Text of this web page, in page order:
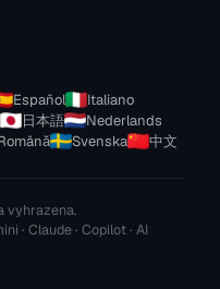
Español
Italiano
日本語
Nederlands
Svenska 中文
vyhrazena.
· Claude · Copilot · AI